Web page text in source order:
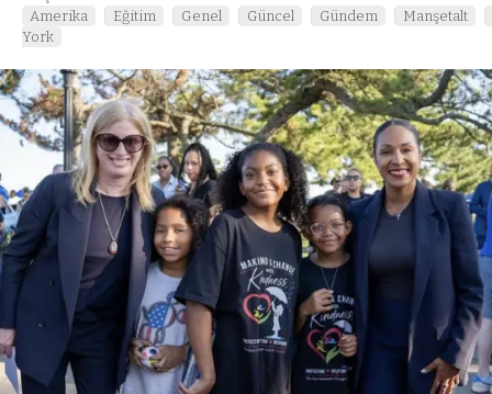
Amerika Eğitim Genel Güncel Gündem
Manşetalt
York